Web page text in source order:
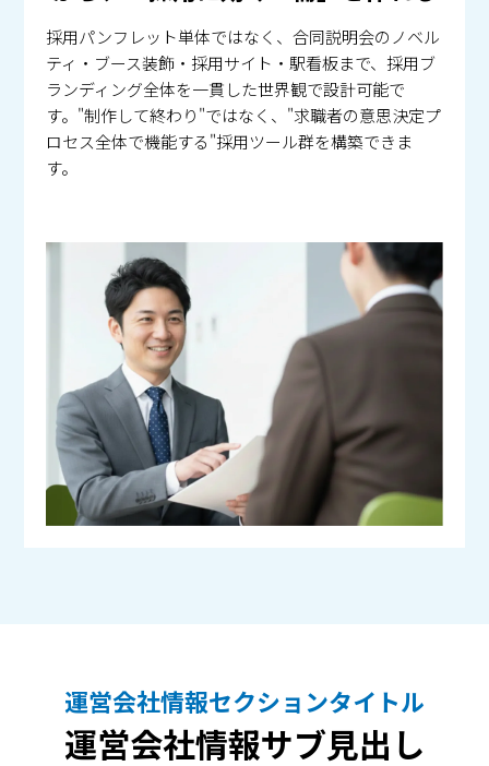
採用パンフレット単体ではなく、合同説明会のノベル
ティ・ブース装飾・採用サイト・駅看板まで、採用ブ
ランディング全体を一貫した世界観で設計可能で
す。"制作して終わり"ではなく、"求職者の意思決定プ
ロセス全体で機能する"採用ツール群を構築できま
す。
運営会社情報セクションタイトル
運営会社情報サブ見出し